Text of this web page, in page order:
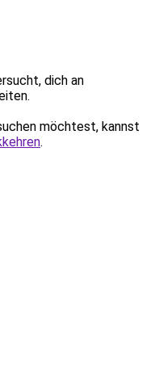
dich an
möchtest, kannst
.